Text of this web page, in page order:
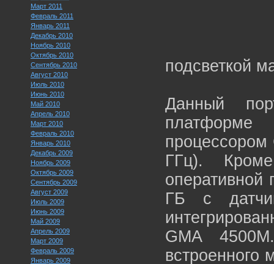
Март 2011
Февраль 2011
Январь 2011
Декабрь 2010
Ноябрь 2010
Октябрь 2010
Сентябрь 2010
Август 2010
Июль 2010
Июнь 2010
Май 2010
Апрель 2010
Март 2010
Февраль 2010
Январь 2010
Декабрь 2009
Ноябрь 2009
Октябрь 2009
Сентябрь 2009
Август 2009
Июль 2009
Июнь 2009
Май 2009
Апрель 2009
Март 2009
Февраль 2009
Январь 2009
подсветкой
Данный
процессором
ГГц).
ГБ с
GMA
встроенного